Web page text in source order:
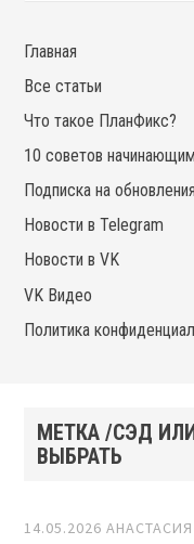
Главная
Все статьи
Что такое ПланФикс?
10 советов начинающим
Подписка на обновления
Новости в Telegram
Новости в VK
VK Видео
Политика
МЕТКА /СЭД
ВЫБРАТЬ
14.05.2026 АНАСТАСИЯ